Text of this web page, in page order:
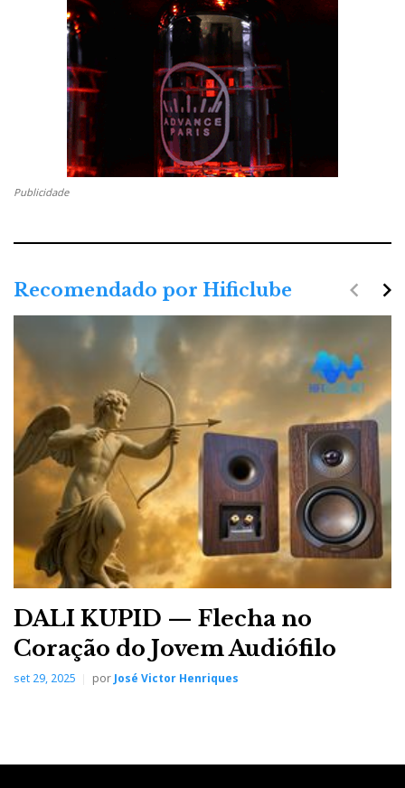
Publicidade
Recomendado por Hificlube
DALI KUPID — Flecha no
Coração do Jovem Audiófilo
set 29, 2025 por José Victor Henriques
navigate_next
navigate_before